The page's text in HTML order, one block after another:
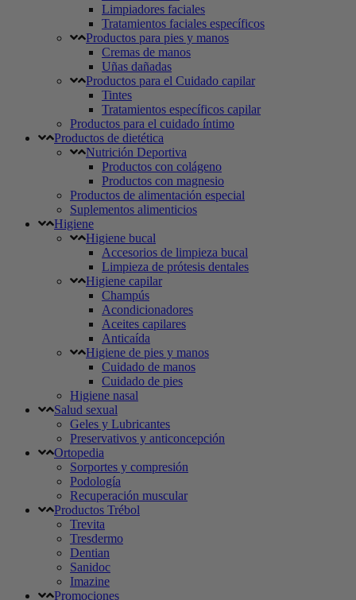
Limpiadores faciales
Tratamientos faciales específicos
Productos para pies y manos
Cremas de manos
Uñas dañadas
Productos para el Cuidado capilar
Tintes
Tratamientos específicos capilar
Productos para el cuidado íntimo
Productos de dietética
Nutrición Deportiva
Productos con colágeno
Productos con magnesio
Productos de alimentación especial
Suplementos alimenticios
Higiene
Higiene bucal
Accesorios de limpieza bucal
Limpieza de prótesis dentales
Higiene capilar
Champús
Acondicionadores
Aceites capilares
Anticaída
Higiene de pies y manos
Cuidado de manos
Cuidado de pies
Higiene nasal
Salud sexual
Geles y Lubricantes
Preservativos y anticoncepción
Ortopedia
Sorportes y compresión
Podología
Recuperación muscular
Productos Trébol
Trevita
Tresdermo
Dentian
Sanidoc
Imazine
Promociones